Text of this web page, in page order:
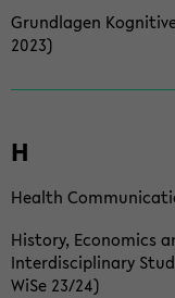
Grundlagen
2023)
H
Health
History, Economics
Interdisciplinary
WiSe 23/24)